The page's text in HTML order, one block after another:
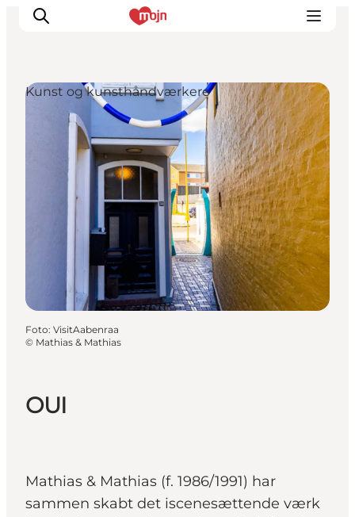
Oplevelser
Byer & Steder
Overnatning
Planlæg din ferie
Booking
OUI
Mathias & Mathias (f. 1986/1991) har
sammen skabt det iscenesættende værk
Kunst og kunsthåndværkere
Foto: VisitAabenraa
© Mathias & Mathias